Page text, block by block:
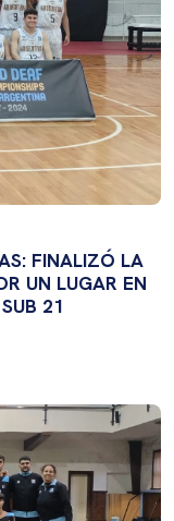
FINALIZÓ LA
UN LUGAR EN
21